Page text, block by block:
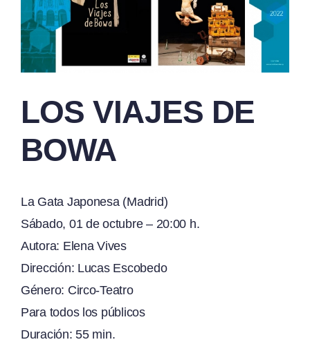
LOS VIAJES DE
BOWA
La Gata Japonesa (Madrid)
Sábado, 01 de octubre – 20:00 h.
Autora: Elena Vives
Dirección: Lucas Escobedo
Género: Circo-Teatro
Para todos los públicos
Duración: 55 min.